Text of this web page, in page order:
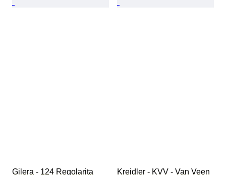
Gilera - 124 Regolarita
Kreidler - KVV - Van Veen